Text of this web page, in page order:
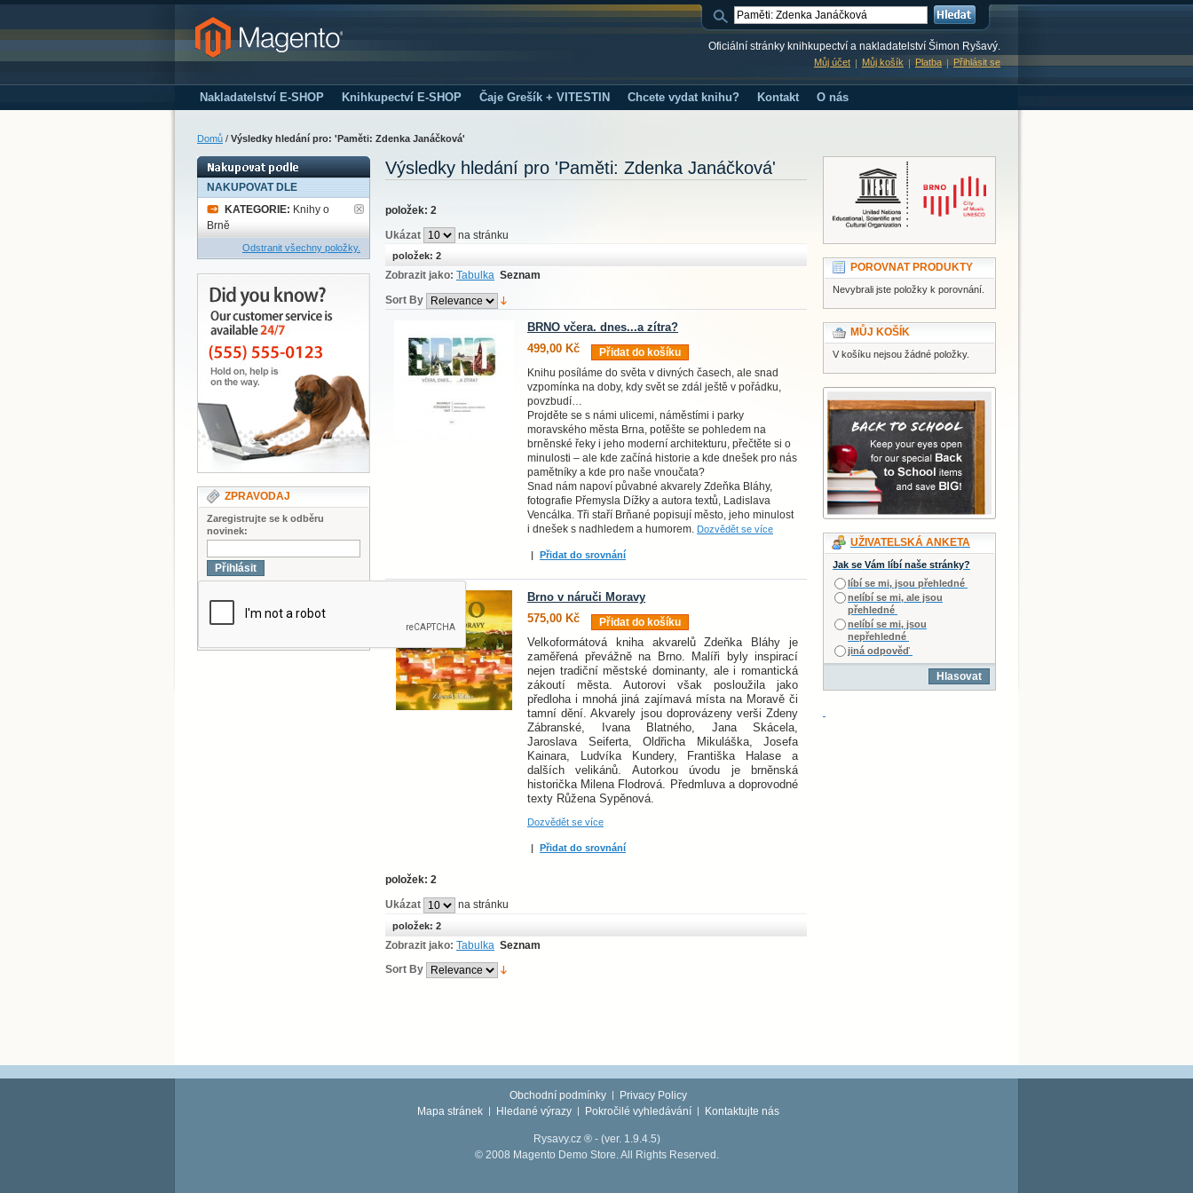
Oficiální stránky knihkupectví a nakladatelství Šimon Ryšavý.
Můj účet Můj košík Platba Přihlásit se
Nakladatelství E-SHOP Knihkupectví E-SHOP Čaje Grešík + VITESTIN Chcete vydat knihu? Kontakt O nás
Domů / Výsledky hledání pro: 'Paměti: Zdenka Janáčková'
NAKUPOVAT DLE
KATEGORIE: Knihy o
Brně
Odstranit všechny položky.
ZPRAVODAJ
Zaregistrujte se k odběru
novinek:
Přihlásit
Výsledky hledání pro 'Paměti: Zdenka Janáčková'
položek: 2
Ukázat
na stránku
položek: 2
Zobrazit jako: Tabulka Seznam
Sort By
BRNO včera. dnes...a zítra?
499,00 Kč
Přidat do košíku
Knihu posíláme do světa v divných časech, ale snad
vzpomínka na doby, kdy svět se zdál ještě v pořádku,
povzbudí…
Projděte se s námi ulicemi, náměstími i parky
moravského města Brna, potěšte se pohledem na
brněnské řeky i jeho moderní architekturu, přečtěte si o
minulosti – ale kde začíná historie a kde dnešek pro nás
pamětníky a kde pro naše vnoučata?
Snad nám napoví půvabné akvarely Zdeňka Bláhy,
fotografie Přemysla Dížky a autora textů, Ladislava
Vencálka. Tři staří Brňané popisují město, jeho minulost
i dnešek s nadhledem a humorem. Dozvědět se více
Přidat do srovnání
Brno v náruči Moravy
575,00 Kč Přidat do košíku
Velkoformátová kniha akvarelů Zdeňka Bláhy je
zaměřená převážně na Brno. Malíři byly inspirací
nejen tradiční městské dominanty, ale i romantická
zákoutí města. Autorovi však posloužila jako
předloha i mnohá jiná zajímavá místa na Moravě či
tamní dění. Akvarely jsou doprovázeny verši Zdeny
Zábranské, Ivana Blatného, Jana Skácela,
Jaroslava Seiferta, Oldřicha Mikuláška, Josefa
Kainara, Ludvíka Kundery, Františka Halase a
dalších velikánů. Autorkou úvodu je brněnská
historička Milena Flodrová. Předmluva a doprovodné
texty Růžena Sypěnová.
Dozvědět se více
Přidat do srovnání
položek: 2
Ukázat
na stránku
položek: 2
Zobrazit jako: Tabulka Seznam
Sort By
POROVNAT PRODUKTY
Nevybrali jste položky k porovnání.
MŮJ KOŠÍK
V košíku nejsou žádné položky.
UŽIVATELSKÁ ANKETA
Jak se Vám líbí naše stránky?
líbí se mi, jsou přehledné
nelíbí se mi, ale jsou
přehledné
nelíbí se mi, jsou
nepřehledné
jiná odpověď
Hlasovat
Obchodní podmínky
Privacy Policy
Mapa stránek
Hledané výrazy Pokročilé vyhledávání Kontaktujte nás
Rysavy.cz ® - (ver. 1.9.4.5)
© 2008 Magento Demo Store. All Rights Reserved.